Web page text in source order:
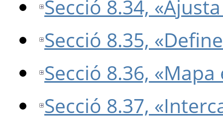
Secció 8.34,
Secció 8.35,
Secció 8.36,
Secció 8.37,